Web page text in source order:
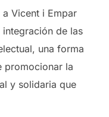
Vicent i Empar
de las
una forma
promocionar la
y solidaria que